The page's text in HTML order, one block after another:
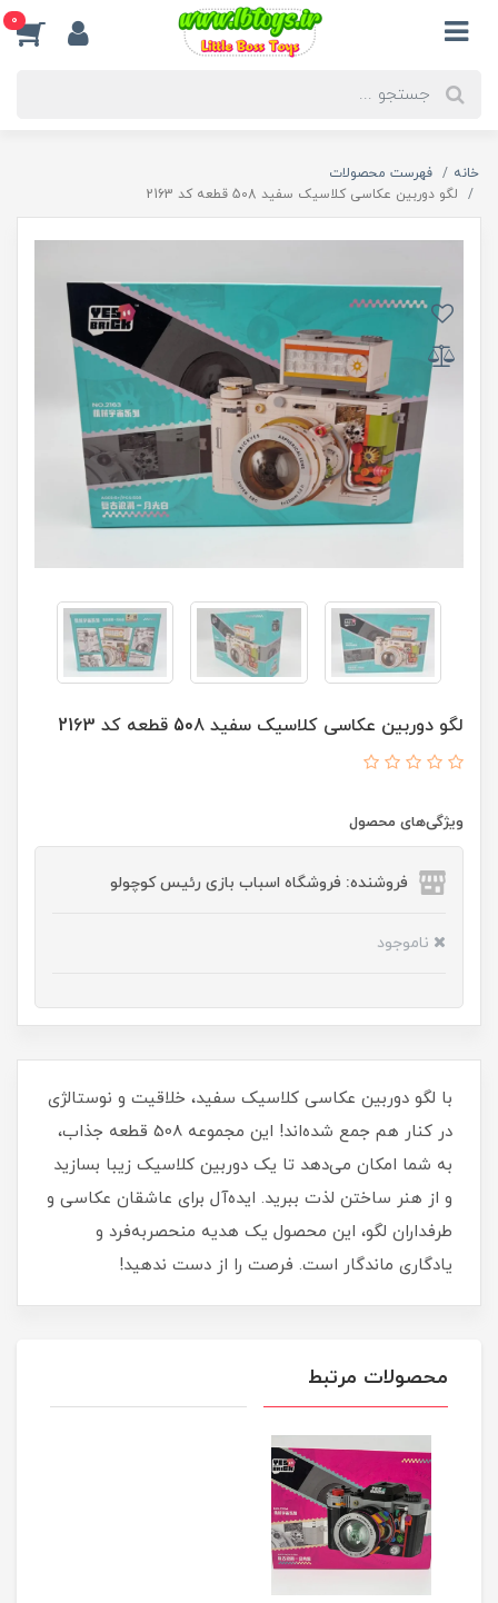
0
خانه
فهرست محصولات
لگو دوربین عکاسی کلاسیک سفید 508 قطعه کد 2163
لگو دوربین عکاسی کلاسیک سفید 508 قطعه کد 2163
ویژگی‌های محصول
فروشنده: فروشگاه اسباب بازی رئیس کوچولو
ناموجود
با لگو دوربین عکاسی کلاسیک سفید، خلاقیت و نوستالژی
در کنار هم جمع شده‌اند! این مجموعه 508 قطعه جذاب،
به شما امکان می‌دهد تا یک دوربین کلاسیک زیبا بسازید
و از هنر ساختن لذت ببرید. ایده‌آل برای عاشقان عکاسی و
طرفداران لگو، این محصول یک هدیه منحصربه‌فرد و
یادگاری ماندگار است. فرصت را از دست ندهید!
محصولات مرتبط